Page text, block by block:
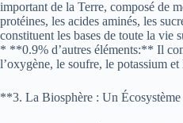
important de la Terre, composé de
protéines, les acides aminés, les
constituent les bases de toute la vie
* **0.9% d’autres éléments:** Il
l’oxygène, le soufre, le potassium et
**3. La Biosphère : Un